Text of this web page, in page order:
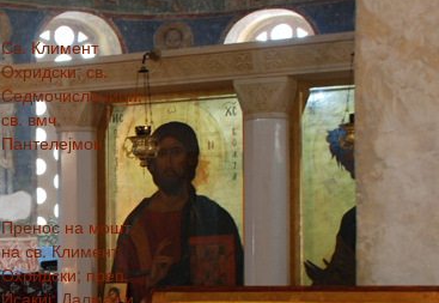
Св. Климент
Охридски; св.
Седмочисленици;
св. вмч.
Пантелејмон
Пренос на мошт.
на св. Климент
Охридски; преп.
Исакиј; Далмат и